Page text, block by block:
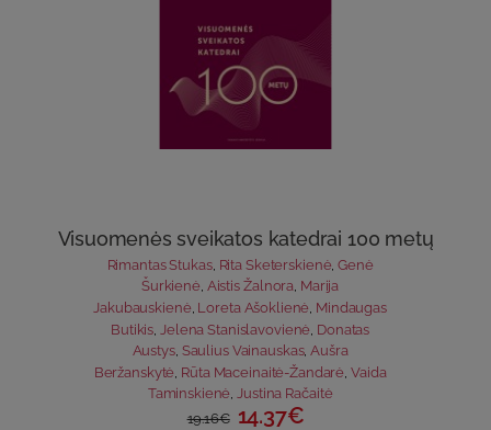
Visuomenės sveikatos katedrai 100 metų
Rimantas Stukas, Rita Sketerskienė ,Genė
Šurkienė, Aistis Žalnora, Marija
Jakubauskienė Loreta Ašoklienė Mindaugas
Butikis Jelena Stanislavovienė Donatas
Austys, Saulius Vainauskas,Aušra
Beržanskytė Rūta Maceinaitė-Žandarė ,Vaida
Taminskienė,Justina Račaitė
19.16€ 14.37€